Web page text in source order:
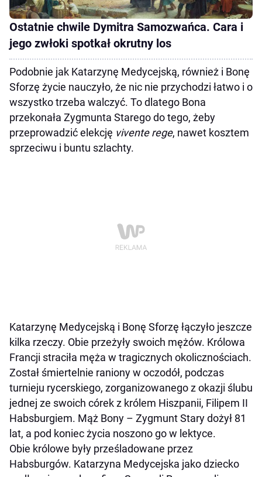
Ostatnie chwile Dymitra Samozwańca. Cara i
jego zwłoki spotkał okrutny los
Podobnie jak Katarzynę Medycejską, również i Bonę
Sforzę życie nauczyło, że nic nie przychodzi łatwo i o
wszystko trzeba walczyć. To dlatego Bona
przekonała Zygmunta Starego do tego, żeby
przeprowadzić elekcję vivente rege, nawet kosztem
sprzeciwu i buntu szlachty.
Katarzynę Medycejską i Bonę Sforzę łączyło jeszcze
kilka rzeczy. Obie przeżyły swoich mężów. Królowa
Francji straciła męża w tragicznych okolicznościach.
Został śmiertelnie raniony w oczodół, podczas
turnieju rycerskiego, zorganizowanego z okazji ślubu
jednej ze swoich córek z królem Hiszpanii, Filipem II
Habsburgiem. Mąż Bony – Zygmunt Stary dożył 81
lat, a pod koniec życia noszono go w lektyce.
Obie królowe były prześladowane przez
Habsburgów. Katarzyna Medycejska jako dziecko